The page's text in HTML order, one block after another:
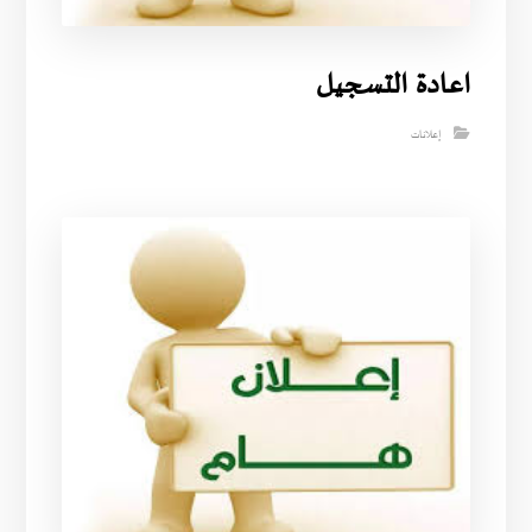
اعادة التسجيل
إعلانات